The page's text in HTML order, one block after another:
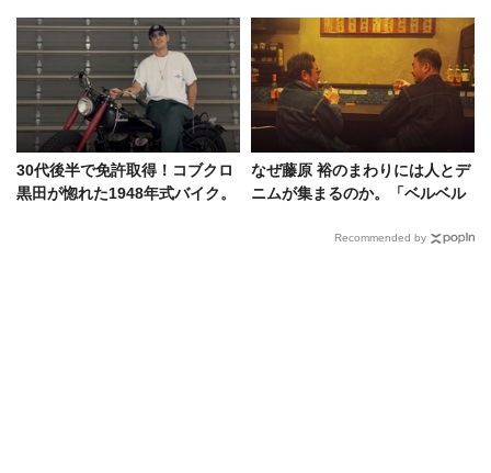
30代後半で免許取得！コブクロ
黒田が惚れた1948年式バイク。
なぜ藤原 裕のまわりには人とデ
ニムが集まるのか。「ベルベル
Recommended by